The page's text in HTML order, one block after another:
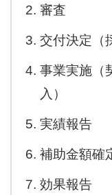
審査
交付決定（
事業実施（
入）
実績報告
補助金額確
効果報告